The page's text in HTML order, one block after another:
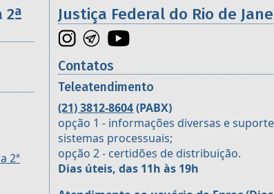
2ª
2ª
Justiça Federal do Rio de
Contatos
Teleatendimento
(21) 3812-8604(PABX)
opção 1 - informações diversas e
sistemas processuais;
opção 2 - certidões de distribuição.
Dias úteis, das 11h às 19h